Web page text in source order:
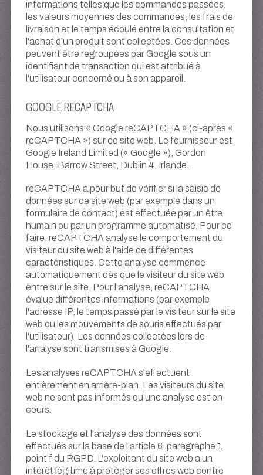
informations telles que les commandes passées,
les valeurs moyennes des commandes, les frais de
livraison et le temps écoulé entre la consultation et
l'achat d'un produit sont collectées. Ces données
peuvent être regroupées par Google sous un
identifiant de transaction qui est attribué à
l'utilisateur concerné ou à son appareil.
GOOGLE RECAPTCHA
Nous utilisons « Google reCAPTCHA » (ci-après «
reCAPTCHA ») sur ce site web. Le fournisseur est
Google Ireland Limited (« Google »), Gordon
House, Barrow Street, Dublin 4, Irlande.
reCAPTCHA a pour but de vérifier si la saisie de
données sur ce site web (par exemple dans un
formulaire de contact) est effectuée par un être
humain ou par un programme automatisé. Pour ce
faire, reCAPTCHA analyse le comportement du
visiteur du site web à l'aide de différentes
caractéristiques. Cette analyse commence
automatiquement dès que le visiteur du site web
entre sur le site. Pour l'analyse, reCAPTCHA
évalue différentes informations (par exemple
l'adresse IP, le temps passé par le visiteur sur le site
web ou les mouvements de souris effectués par
l'utilisateur). Les données collectées lors de
l'analyse sont transmises à Google.
Les analyses reCAPTCHA s'effectuent
entièrement en arrière-plan. Les visiteurs du site
web ne sont pas informés qu'une analyse est en
cours.
Le stockage et l'analyse des données sont
effectués sur la base de l'article 6, paragraphe 1,
point f du RGPD. L'exploitant du site web a un
intérêt légitime à protéger ses offres web contre